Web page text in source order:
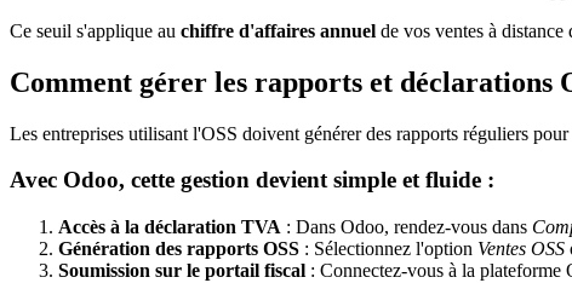
Ce seuil s'applique au chiffre d'affaires annuel de vos ventes à
Comment gérer les rapports et déclarations
Les entreprises utilisant l'OSS doivent générer des rapports réguliers
Avec Odoo, cette gestion devient simple et fluide :
Accès à la déclaration TVA : Dans Odoo, rendez-vous dans
Génération des rapports OSS : Sélectionnez l'option Ventes OSS
Soumission sur le portail fiscal : Connectez-vous à la plateforme